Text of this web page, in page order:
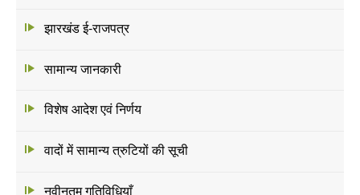
झारखंड ई-राजपत्र
सामान्य जानकारी
विशेष आदेश एवं निर्णय
वादों में सामान्य त्रुटियों की सूची
नवीनतम गतिविधियाँ